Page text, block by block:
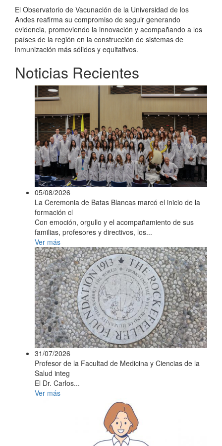
El Observatorio de Vacunación de la Universidad de los
Andes reafirma su compromiso de seguir generando
evidencia, promoviendo la innovación y acompañando a los
países de la región en la construcción de sistemas de
inmunización más sólidos y equitativos.
Noticias Recientes
05/08/2026
La Ceremonia de Batas Blancas marcó el inicio de la
formación cl
Con emoción, orgullo y el acompañamiento de sus
familias, profesores y directivos, los...
Ver más
31/07/2026
Profesor de la Facultad de Medicina y Ciencias de la
Salud integ
El Dr. Carlos...
Ver más